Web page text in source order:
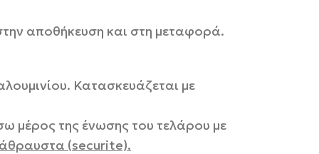
αποθήκευση και στη μεταφορά.
Κατασκευάζεται με
μέρος της ένωσης του τελάρου με
(securite).